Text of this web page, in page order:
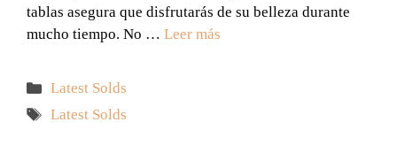
tablas asegura que disfrutarás de su belleza durante
mucho tiempo. No … Leer más
Categorías
Latest Solds
Etiquetas
Latest Solds